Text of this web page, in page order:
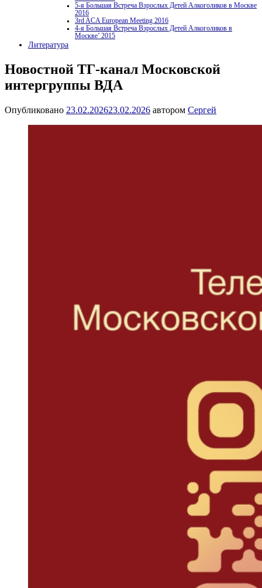
5-я Большая Встреча Взрослых Детей Алкоголиков в Москве
2016
3rd ACA European Meeting 2016
4-я Большая Встреча Взрослых Детей Алкоголиков в
Москве’ 2015
Литература
Новостной ТГ-канал Московской
интергруппы ВДА
Опубликовано 23.02.202623.02.2026 автором Сергей